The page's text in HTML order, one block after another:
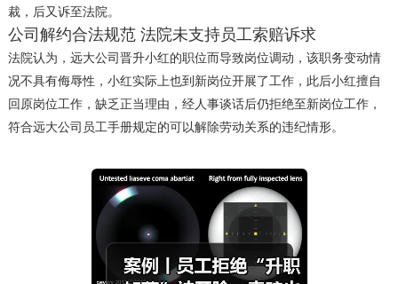
裁，后又诉至法院。
公司解约合法规范 法院未支持员工索赔诉求
法院认为，远大公司晋升小红的职位而导致岗位调动，该职务变动情
况不具有侮辱性，小红实际上也到新岗位开展了工作，此后小红擅自
回原岗位工作，缺乏正当理由，经人事谈话后仍拒绝至新岗位工作，
符合远大公司员工手册规定的可以解除劳动关系的违纪情形。